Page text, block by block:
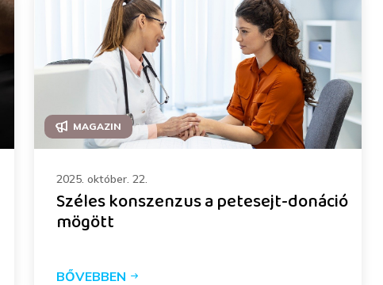
MAGAZIN
2025. október. 22.
Széles konszenzus a petesejt-donáció
mögött
BŐVEBBEN